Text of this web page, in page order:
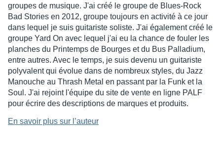
groupes de musique. J'ai créé le groupe de Blues-Rock
Bad Stories en 2012, groupe toujours en activité à ce jour
dans lequel je suis guitariste soliste. J'ai également créé le
groupe Yard On avec lequel j'ai eu la chance de fouler les
planches du Printemps de Bourges et du Bus Palladium,
entre autres. Avec le temps, je suis devenu un guitariste
polyvalent qui évolue dans de nombreux styles, du Jazz
Manouche au Thrash Metal en passant par la Funk et la
Soul. J'ai rejoint l'équipe du site de vente en ligne PALF
pour écrire des descriptions de marques et produits.
En savoir plus sur l’auteur